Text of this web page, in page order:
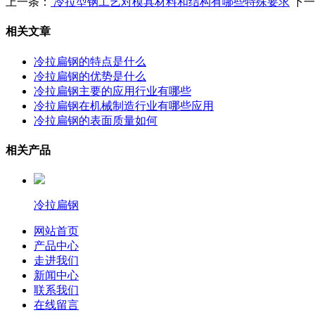
相关文章
冷拉扁钢的特点是什么
冷拉扁钢的优势是什么
冷拉扁钢主要的应用行业有哪些
冷拉扁钢在机械制造行业有哪些应用
冷拉扁钢的表面质量如何
相关产品
冷拉扁钢
网站首页
产品中心
走进我们
新闻中心
联系我们
在线留言